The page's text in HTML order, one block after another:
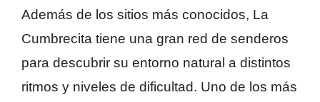
Además de los sitios más conocidos, La
Cumbrecita tiene una gran red de senderos
para descubrir su entorno natural a distintos
ritmos y niveles de dificultad. Uno de los más